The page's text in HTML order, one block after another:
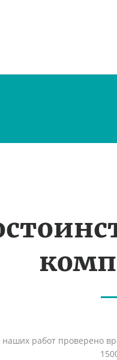
наших работ проверено